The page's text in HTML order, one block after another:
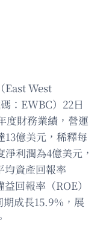
East West
：EWBC）22日
度財務業績，營運
13億美元，稀釋每
利潤為4億美元，
均資產回報率
回報率（ROE）
成長15.9%，展